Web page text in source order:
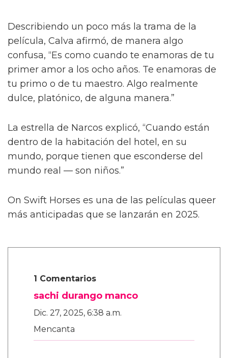
Describiendo un poco más la trama de la
película, Calva afirmó, de manera algo
confusa, “Es como cuando te enamoras de tu
primer amor a los ocho años. Te enamoras de
tu primo o de tu maestro. Algo realmente
dulce, platónico, de alguna manera.”
La estrella de Narcos explicó, “Cuando están
dentro de la habitación del hotel, en su
mundo, porque tienen que esconderse del
mundo real — son niños.”
On Swift Horses es una de las películas queer
más anticipadas que se lanzarán en 2025.
1 Comentarios
sachi durango manco
Dic. 27, 2025, 6:38 a.m.
Mencanta